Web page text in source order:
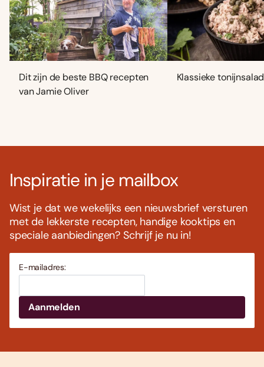
Dit zijn de beste BBQ recepten
van Jamie Oliver
Klassieke
Inspiratie in je mailbox
Wist je dat we wekelijks een nieuwsbrief versturen
met de lekkerste recepten, handige kooktips en
speciale aanbiedingen? Schrijf je nu in!
E-mailadres: